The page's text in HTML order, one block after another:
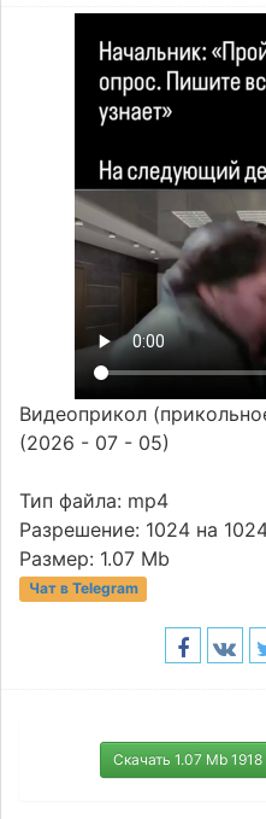
Видеоприкол
(2026 - 07 - 05)
Тип файла: mp4
Разрешение: 1024 на
Размер: 1.07 Mb
Чат в Telegram
Скачать 1.07 Mb 1918